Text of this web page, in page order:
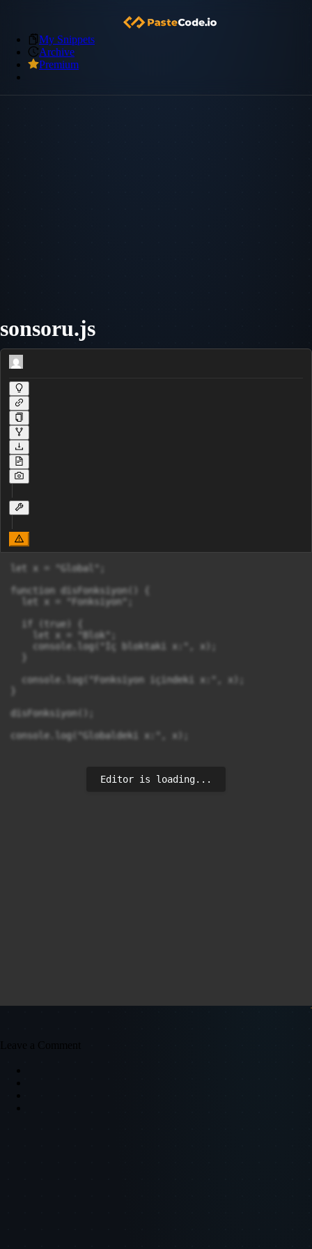
My Snippets
Archive
Premium
sonsoru.js
let x = "Global";
function disFonksiyon() {
  let x = "Fonksiyon";
  if (true) {
    let x = "Blok";
    console.log("İç bloktaki x:", x);
  console.log("Fonksiyon içindeki x:", x);
disFonksiyon();
Editor is loading...
Leave a Comment